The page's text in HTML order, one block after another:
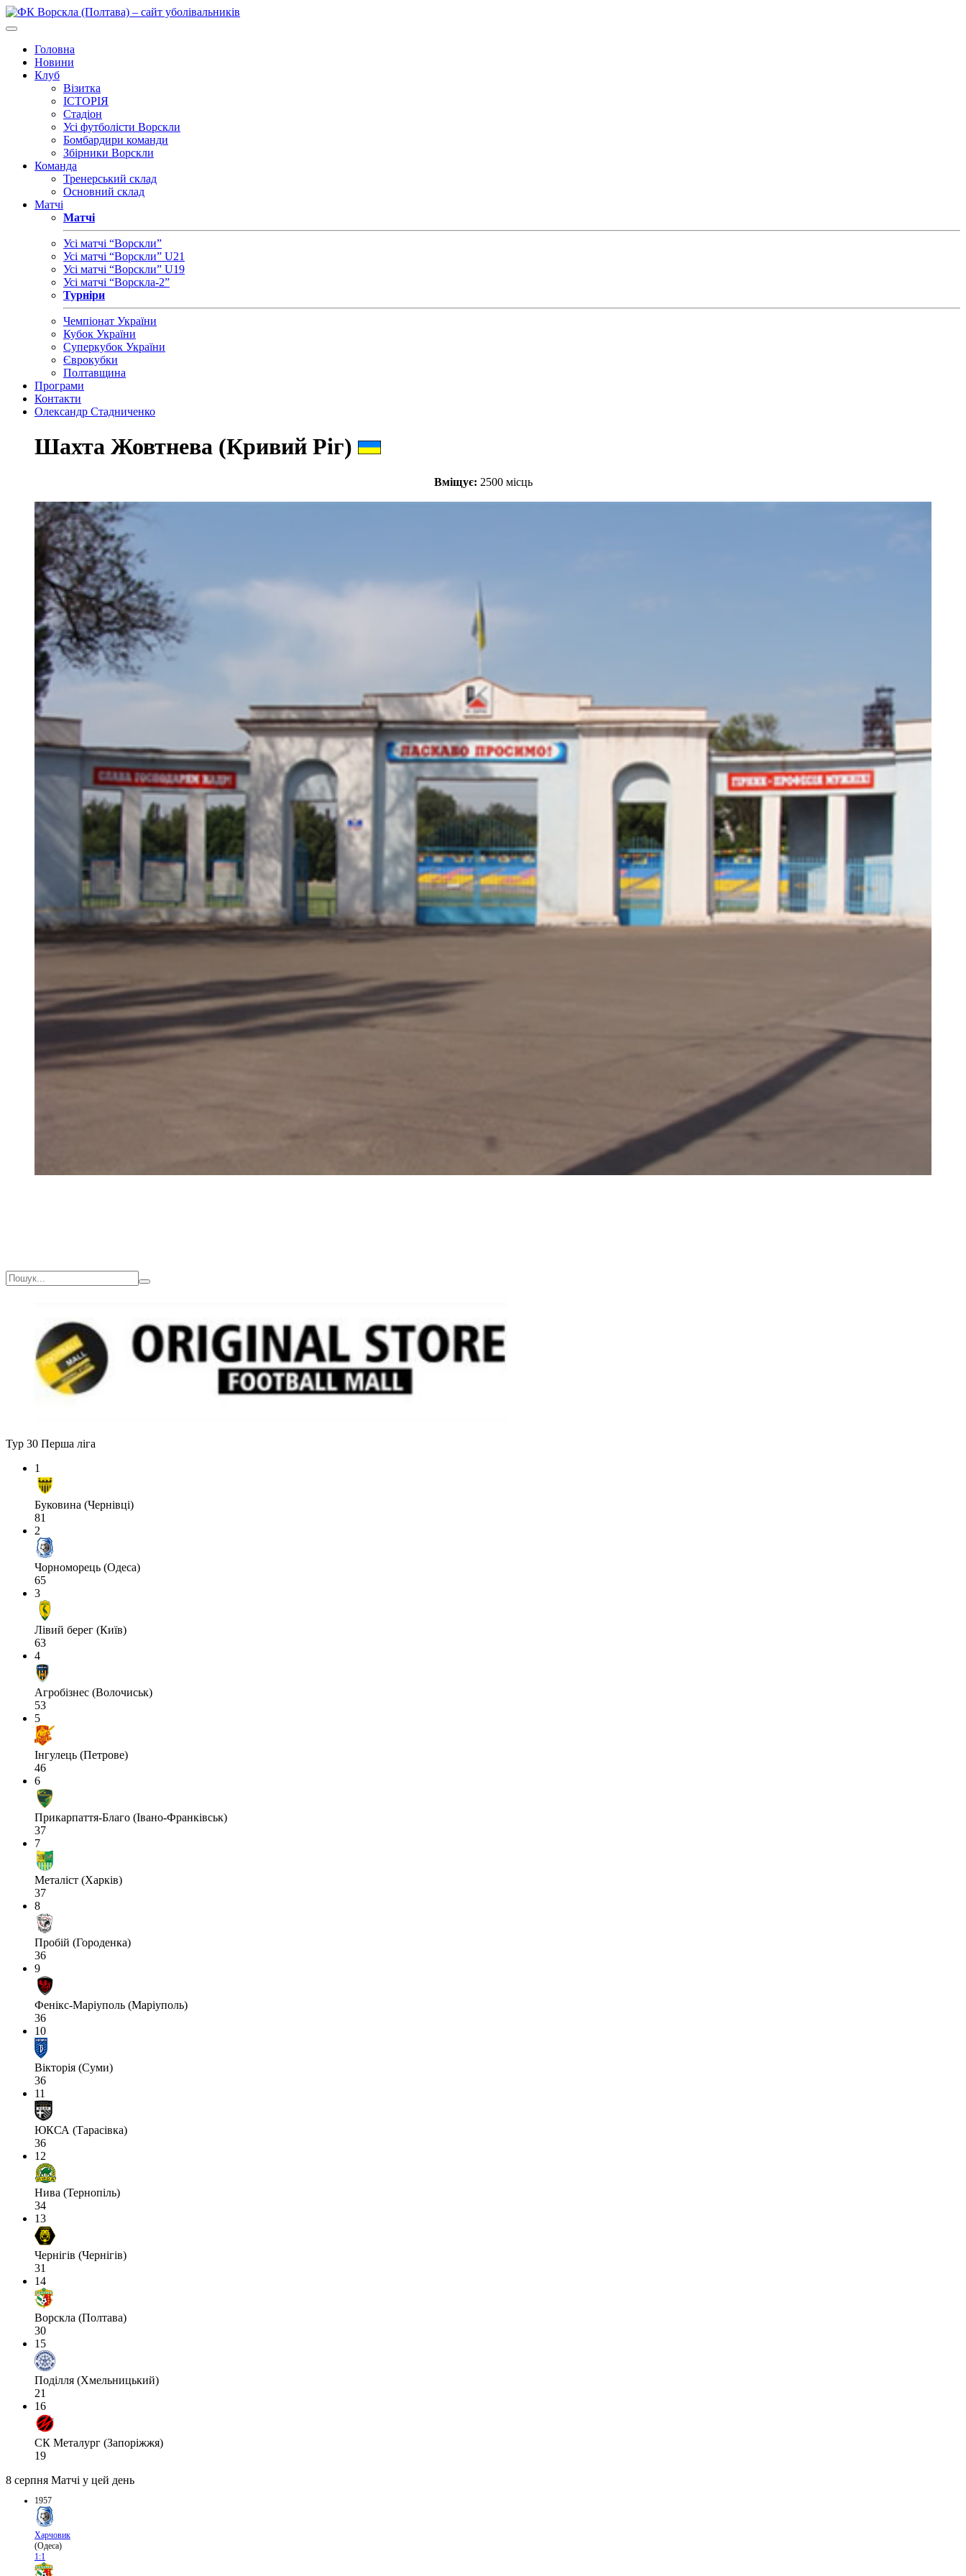
Головна
Новини
Клуб
Візитка
ІСТОРІЯ
Стадіон
Усі футболісти Ворскли
Бомбардири команди
Збірники Ворскли
Команда
Тренерський склад
Основний склад
Матчі
Матчі
Усі матчі “Ворскли”
Усі матчі “Ворскли” U21
Усі матчі “Ворскли” U19
Усі матчі “Ворскла-2”
Турніри
Чемпіонат України
Кубок України
Суперкубок України
Єврокубки
Полтавщина
Програми
Контакти
Олександр Стадниченко
Шахта Жовтнева (Кривий Ріг)
Вміщує: 2500 місць
Тур 30 Перша ліга
1
Буковина (Чернівці)
81
2
Чорноморець (Одеса)
65
3
Лівий берег (Київ)
63
4
Агробізнес (Волочиськ)
53
5
Інгулець (Петрове)
46
6
Прикарпаття-Благо (Івано-Франківськ)
37
7
Металіст (Харків)
37
8
Пробій (Городенка)
36
9
Фенікс-Маріуполь (Маріуполь)
36
10
Вікторія (Суми)
36
11
ЮКСА (Тарасівка)
36
12
Нива (Тернопіль)
34
13
Чернігів (Чернігів)
31
14
Ворскла (Полтава)
30
15
Поділля (Хмельницький)
21
16
СК Металург (Запоріжжя)
19
8 серпня Матчі у цей день
1957
Харчовик
(Одеса)
1:1